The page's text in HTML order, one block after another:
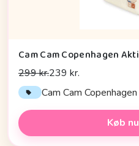
299 kr.239 kr.
Cam Cam Copenhagen
Køb nu